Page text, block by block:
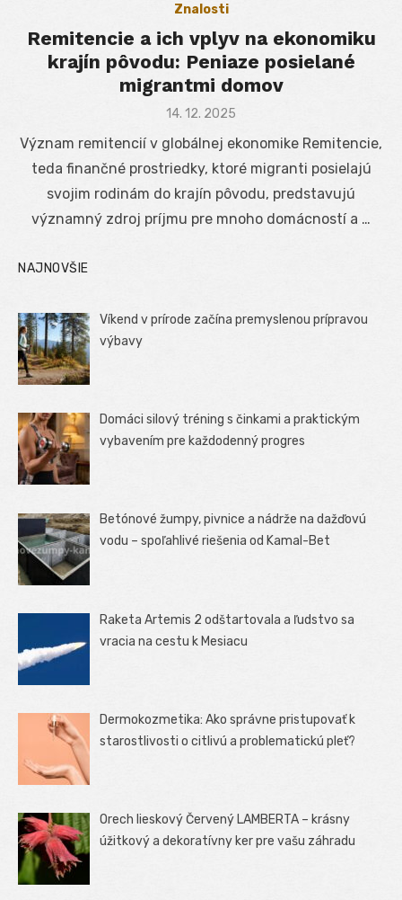
Znalosti
Remitencie a ich vplyv na ekonomiku
krajín pôvodu: Peniaze posielané
migrantmi domov
Posted
14. 12. 2025
Význam remitencií v globálnej ekonomike Remitencie,
teda finančné prostriedky, ktoré migranti posielajú
svojim rodinám do krajín pôvodu, predstavujú
významný zdroj príjmu pre mnoho domácností a …
NAJNOVŠIE
Víkend v prírode začína premyslenou prípravou
výbavy
Domáci silový tréning s činkami a praktickým
vybavením pre každodenný progres
Betónové žumpy, pivnice a nádrže na dažďovú
vodu – spoľahlivé riešenia od Kamal-Bet
Raketa Artemis 2 odštartovala a ľudstvo sa
vracia na cestu k Mesiacu
Dermokozmetika: Ako správne pristupovať k
starostlivosti o citlivú a problematickú pleť?
Orech lieskový Červený LAMBERTA – krásny
úžitkový a dekoratívny ker pre vašu záhradu